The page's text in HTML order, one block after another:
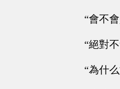
“會不
“絕對
“為什